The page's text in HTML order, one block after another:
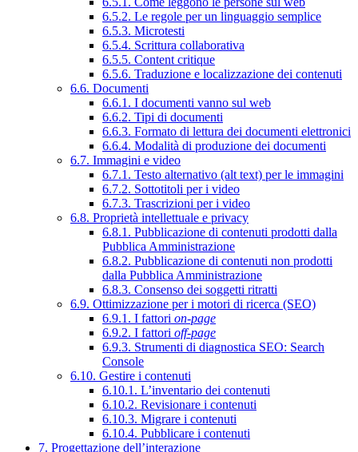
6.5.2. Le regole per un linguaggio semplice
6.5.3. Microtesti
6.5.4. Scrittura collaborativa
6.5.5. Content critique
6.5.6. Traduzione e localizzazione dei contenuti
6.6. Documenti
6.6.1. I documenti vanno sul web
6.6.2. Tipi di documenti
6.6.3. Formato di lettura dei documenti elettronici
6.6.4. Modalità di produzione dei documenti
6.7. Immagini e video
6.7.1. Testo alternativo (alt text) per le immagini
6.7.2. Sottotitoli per i video
6.7.3. Trascrizioni per i video
6.8. Proprietà intellettuale e privacy
6.8.1. Pubblicazione di contenuti prodotti dalla
Pubblica Amministrazione
6.8.2. Pubblicazione di contenuti non prodotti
dalla Pubblica Amministrazione
6.8.3. Consenso dei soggetti ritratti
6.9. Ottimizzazione per i motori di ricerca (SEO)
6.9.1. I fattori on-page
6.9.2. I fattori off-page
6.9.3. Strumenti di diagnostica SEO: Search
Console
6.10. Gestire i contenuti
6.10.1. L’inventario dei contenuti
6.10.2. Revisionare i contenuti
6.10.3. Migrare i contenuti
6.10.4. Pubblicare i contenuti
7. Progettazione dell’interazione